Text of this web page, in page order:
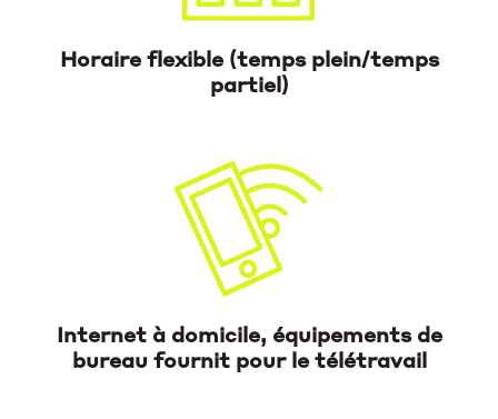
Horaire flexible (temps plein/temps
partiel)
Internet à domicile, équipements de
bureau fournit pour le télétravail